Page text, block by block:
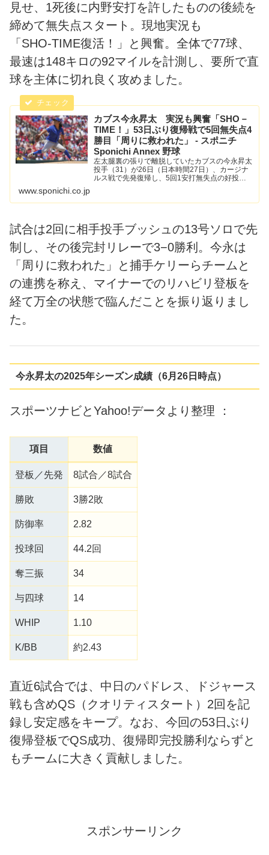
見せ、1死後に内野安打を許したものの後続を
締めて無失点スタート。現地実況も
「SHO‑TIME復活！」と興奮。全体で77球、
最速は148キロの92マイルを計測し、要所で直
球を主体に切れ良く攻めました。
カブス今永昇太 実況も興奮「SHO－
TIME！」53日ぶり復帰戦で5回無失点4
勝目「周りに救われた」 - スポニチ
Sponichi Annex 野球
左太腿裏の張りで離脱していたカブスの今永昇太
投手（31）が26日（日本時間27日）、カージナ
ルス戦で先発復帰し、5回1安打無失点の好投で
www.sponichi.co.jp
試合は2回に相手投手ブッシュの13号ソロで先
制し、その後完封リレーで3−0勝利。今永は
「周りに救われた」と捕手ケリーらチームと
の連携を称え、マイナーでのリハビリ登板を
経て万全の状態で臨んだことを振り返りまし
た。
今永昇太の2025年シーズン成績（6月26日時点）
スポーツナビとYahoo!データより整理 ：
項目 数値
登板／先発 8試合／8試合
勝敗 3勝2敗
防御率 2.82
投球回 44.2回
奪三振 34
与四球 14
WHIP 1.10
K/BB 約2.43
直近6試合では、中日のパドレス、ドジャース
戦も含めQS（クオリティスタート）2回を記
録し安定感をキープ。なお、今回の53日ぶり
復帰登板でQS成功、復帰即完投勝利ならずと
もチームに大きく貢献しました。
スポンサーリンク